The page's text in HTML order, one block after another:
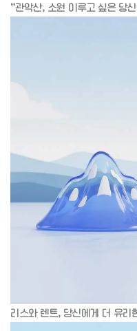
“관악산, 소원 이루고 싶은 당
리스와 렌트, 당신에게 더 유리